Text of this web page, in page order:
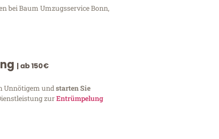
bei Baum Umzugsservice Bonn,
| ab 150€
Unnötigem und starten Sie
zurEntrümpelung